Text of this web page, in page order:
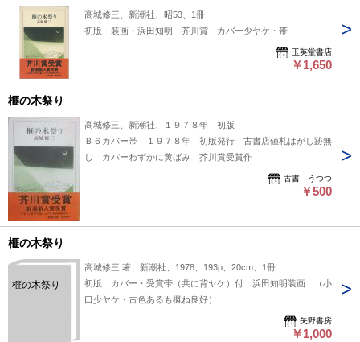
高城修三、新潮社、昭53、1冊
初版 装画・浜田知明 芥川賞 カバー少ヤケ・帯
玉英堂書店
￥1,650
榧の木祭り
高城修三、新潮社、１９７８年 初版
Ｂ６カバー帯 １９７８年 初版発行 古書店値札はがし跡無
し カバーわずかに黄ばみ 芥川賞受賞作
古書 うつつ
￥500
榧の木祭り
榧の木祭り
高城修三 著、新潮社、1978、193p、20cm、1冊
初版 カバー・受賞帯（共に背ヤケ）付 浜田知明装画 （小
口少ヤケ・古色あるも概ね良好）
矢野書房
￥1,000